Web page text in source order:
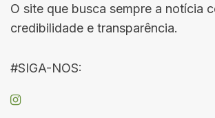
O site que busca sempre a notícia
credibilidade e transparência.
#SIGA-NOS: